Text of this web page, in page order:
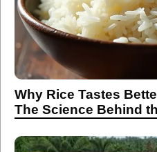
Why Rice Tastes
The Science Behind